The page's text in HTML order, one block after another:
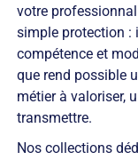
votre
simple protection :
compétence et
que rend possible
métier à valoriser,
transmettre.
Nos collections